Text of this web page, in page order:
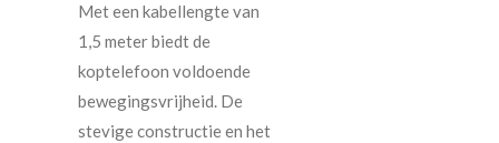
Met een kabellengte van
1,5 meter biedt de
koptelefoon voldoende
bewegingsvrijheid. De
stevige constructie en het